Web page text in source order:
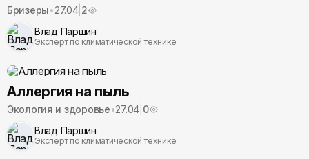
Бризеры•27.04| 2
Влад Паршин
Эксперт по климатической технике
Аллергия на пыль
Экология и здоровье•27.04 0
Влад Паршин
Эксперт по климатической технике